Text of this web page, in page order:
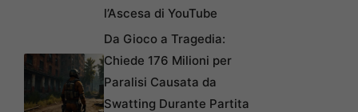
l’Ascesa di YouTube
Da Gioco a Tragedia:
Chiede 176 Milioni per
Paralisi Causata da
Swatting Durante Partita